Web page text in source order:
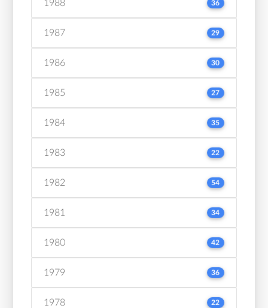
1988 36
1987 29
1986 30
1985 27
1984 35
1983 22
1982 54
1981 34
1980 42
1979 36
1978 22